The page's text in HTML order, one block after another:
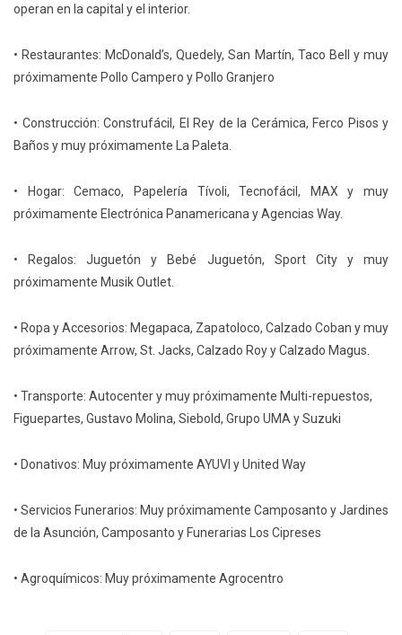
operan en la capital y el interior.
• Restaurantes: McDonald’s, Quedely, San Martín, Taco Bell y muy
próximamente Pollo Campero y Pollo Granjero
• Construcción: Construfácil, El Rey de la Cerámica, Ferco Pisos y
Baños y muy próximamente La Paleta.
• Hogar: Cemaco, Papelería Tívoli, Tecnofácil, MAX y muy
próximamente Electrónica Panamericana y Agencias Way.
• Regalos: Juguetón y Bebé Juguetón, Sport City y muy
próximamente Musik Outlet.
• Ropa y Accesorios: Megapaca, Zapatoloco, Calzado Coban y muy
próximamente Arrow, St. Jacks, Calzado Roy y Calzado Magus.
• Transporte: Autocenter y muy próximamente Multi-repuestos,
Figuepartes, Gustavo Molina, Siebold, Grupo UMA y Suzuki
• Donativos: Muy próximamente AYUVI y United Way
• Servicios Funerarios: Muy próximamente Camposanto y Jardines
de la Asunción, Camposanto y Funerarias Los Cipreses
• Agroquímicos: Muy próximamente Agrocentro